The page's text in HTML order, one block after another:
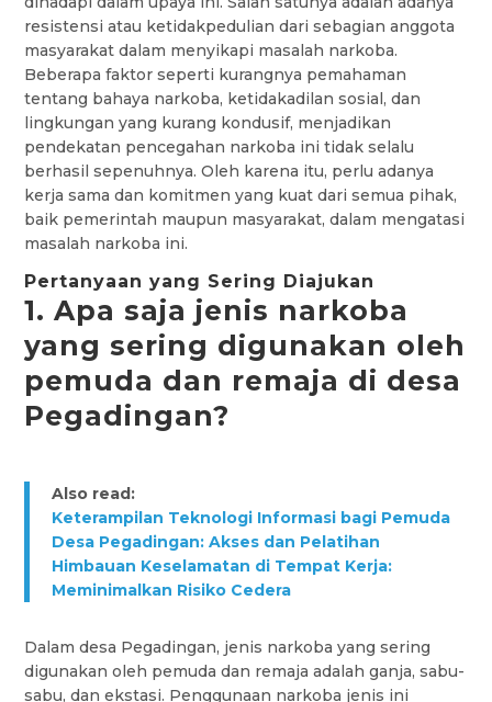
resistensi atau ketidakpedulian dari sebagian anggota
masyarakat dalam menyikapi masalah narkoba.
Beberapa faktor seperti kurangnya pemahaman
tentang bahaya narkoba, ketidakadilan sosial, dan
lingkungan yang kurang kondusif, menjadikan
pendekatan pencegahan narkoba ini tidak selalu
berhasil sepenuhnya. Oleh karena itu, perlu adanya
kerja sama dan komitmen yang kuat dari semua pihak,
baik pemerintah maupun masyarakat, dalam mengatasi
masalah narkoba ini.
Pertanyaan yang Sering Diajukan
1. Apa saja jenis narkoba
yang sering digunakan oleh
pemuda dan remaja di desa
Pegadingan?
Also read:
Keterampilan Teknologi Informasi bagi Pemuda
Desa Pegadingan: Akses dan Pelatihan
Himbauan Keselamatan di Tempat Kerja:
Meminimalkan Risiko Cedera
Dalam desa Pegadingan, jenis narkoba yang sering
digunakan oleh pemuda dan remaja adalah ganja, sabu-
sabu, dan ekstasi. Penggunaan narkoba jenis ini